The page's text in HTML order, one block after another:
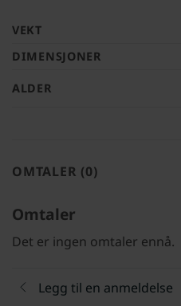
VEKT
DIMENSJONER
ALDER
OMTALER (0)
Omtaler
Det er ingen omtaler ennå.
Legg til en anmeldelse